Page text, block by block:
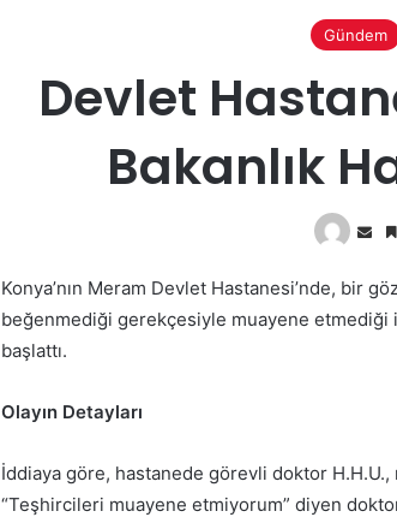
Gündem
Devlet
Bakanlık
Bir
Konya’nın Meram Devlet Hastanesi’nde, bir
beğenmediği gerekçesiyle muayene etmediği
başlattı.
Olayın Detayları
İddiaya göre, hastanede görevli doktor
“Teşhircileri muayene etmiyorum” diyen